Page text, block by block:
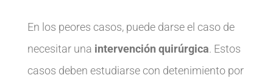
En los peores casos, puede darse el caso de
necesitar una intervención quirúrgica. Estos
casos deben estudiarse con detenimiento por